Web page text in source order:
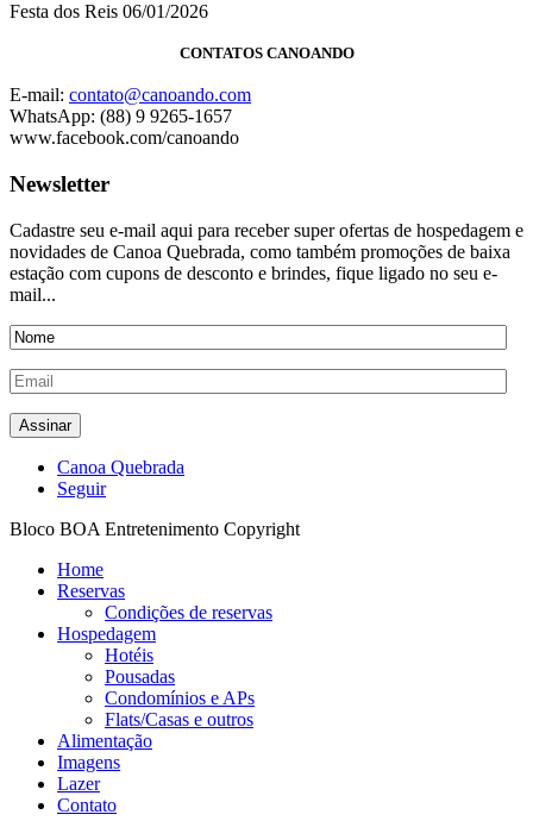
Festa dos Reis 06/01/2026
CONTATOS CANOANDO
E-mail: contato@canoando.com
WhatsApp: (88) 9 9265-1657
www.facebook.com/canoando
Newsletter
Cadastre seu e-mail aqui para receber super ofertas de hospedagem e
novidades de Canoa Quebrada, como também promoções de baixa
estação com cupons de desconto e brindes, fique ligado no seu e-
mail...
Canoa Quebrada
Seguir
Bloco BOA Entretenimento Copyright
Home
Reservas
Condições de reservas
Hospedagem
Hotéis
Pousadas
Condomínios e APs
Flats/Casas e outros
Alimentação
Imagens
Lazer
Contato